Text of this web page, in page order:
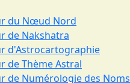
du Nœud Nord
de Nakshatra
d'Astrocartographie
de Thème Astral
de Numérologie des Noms